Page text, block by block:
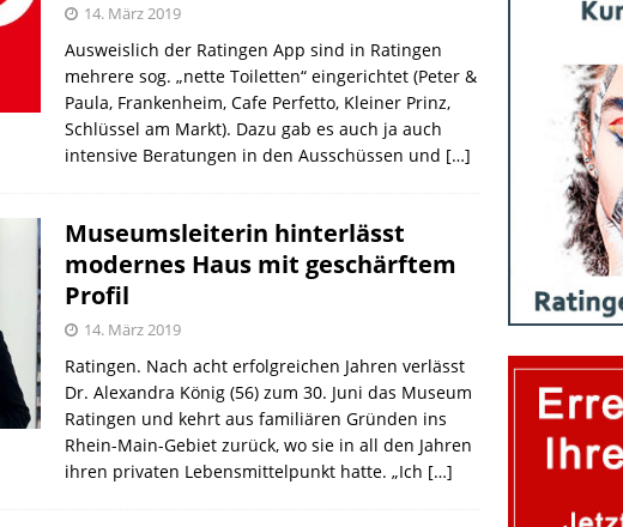
14. März 2019
Ausweislich der Ratingen App sind in Ratingen
mehrere sog. „nette Toiletten“ eingerichtet (Peter &
Paula, Frankenheim, Cafe Perfetto, Kleiner Prinz,
Schlüssel am Markt). Dazu gab es auch ja auch
intensive Beratungen in den Ausschüssen und […]
Museumsleiterin hinterlässt
modernes Haus mit geschärftem
Profil
14. März 2019
Ratingen. Nach acht erfolgreichen Jahren verlässt
Dr. Alexandra König (56) zum 30. Juni das Museum
Ratingen und kehrt aus familiären Gründen ins
Rhein-Main-Gebiet zurück, wo sie in all den Jahren
ihren privaten Lebensmittelpunkt hatte. „Ich […]